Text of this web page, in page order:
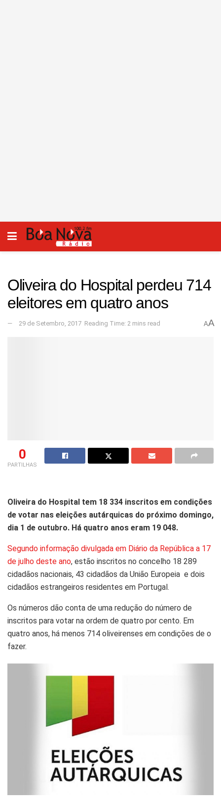
Oliveira do Hospital perdeu 714
eleitores em quatro anos
29 de Setembro, 2017 Reading Time: 2 mins read AA
0
PARTILHAS
Oliveira do Hospital tem 18 334 inscritos em condições
de votar nas eleições autárquicas do próximo domingo,
dia 1 de outubro. Há quatro anos eram 19 048.
Segundo informação divulgada em Diário da República a 17
de julho deste ano, estão inscritos no concelho 18 289
cidadãos nacionais, 43 cidadãos da União Europeia e dois
cidadãos estrangeiros residentes em Portugal.
Os números dão conta de uma redução do número de
inscritos para votar na ordem de quatro por cento. Em
quatro anos, há menos 714 oliveirenses em condições de o
fazer.